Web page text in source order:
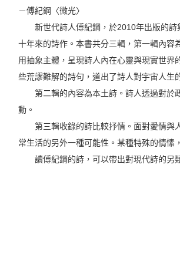
－傅紀鋼〈微光〉
新世代詩人傅紀鋼，於2010年出版的詩
十年來的詩作。本書共分三輯，第一輯內
用抽象主體，呈現詩人內在心靈與現實世
些荒謬難解的詩句，道出了詩人對宇宙人生
第二輯的內容為本土詩。詩人透過對於
動。
第三輯收錄的詩比較抒情。面對愛情與
常生活的另外一種可能性。某種特殊的情愫
讀傅紀鋼的詩，可以帶出對現代詩的另